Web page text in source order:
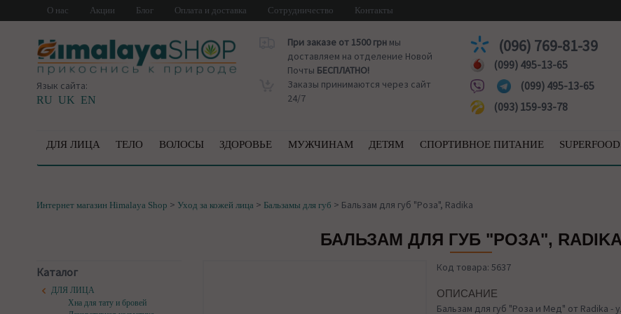
О нас Акции Блог Оплата и доставка Сотрудничество Контакты
Язык сайта:
RU UK EN
При заказе от 1500 грнмы
доставляем на отделение Новой
Почты БЕСПЛАТНО!
Заказы принимаются через сайт
24/7
(096) 769-81-39
(099) 495-13-65
(099) 495-13-65
(093) 159-93-78
ДЛЯ ЛИЦА ТЕЛО ВОЛОСЫ ЗДОРОВЬЕ МУЖЧИНАМ ДЕТЯМ СПОРТИВНОЕ ПИТАНИЕ
Интернет магазин Himalaya Shop > Уход за кожей лица > Бальзамы для губ > Бальзам для губ "Роза", Radika
БАЛЬЗАМ ДЛЯ ГУБ "РОЗА", RADIKA
Каталог
ДЛЯ ЛИЦА
Хна для тату и бровей
Код товара: 5637
ОПИСАНИЕ
Бальзам для губ "Роза и Мед" от Radika -